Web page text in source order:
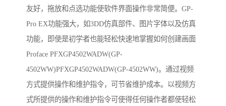
友好，拖放和点选功能使软件界面操作非常简便。GP-
Pro EX功能强大，如3DD仿真部件、图片字体以及仿真
功能，即使是初学者也能轻松快速地掌握如何创建画面
Proface PFXGP4502WADW(GP-
4502WW)PFXGP4502WADW(GP-4502WW)。通过视频
方式提供操作和维护指令，可节省维护成本。以视频方
式所提供的操作和维护指令可使得任何操作者都使轻松